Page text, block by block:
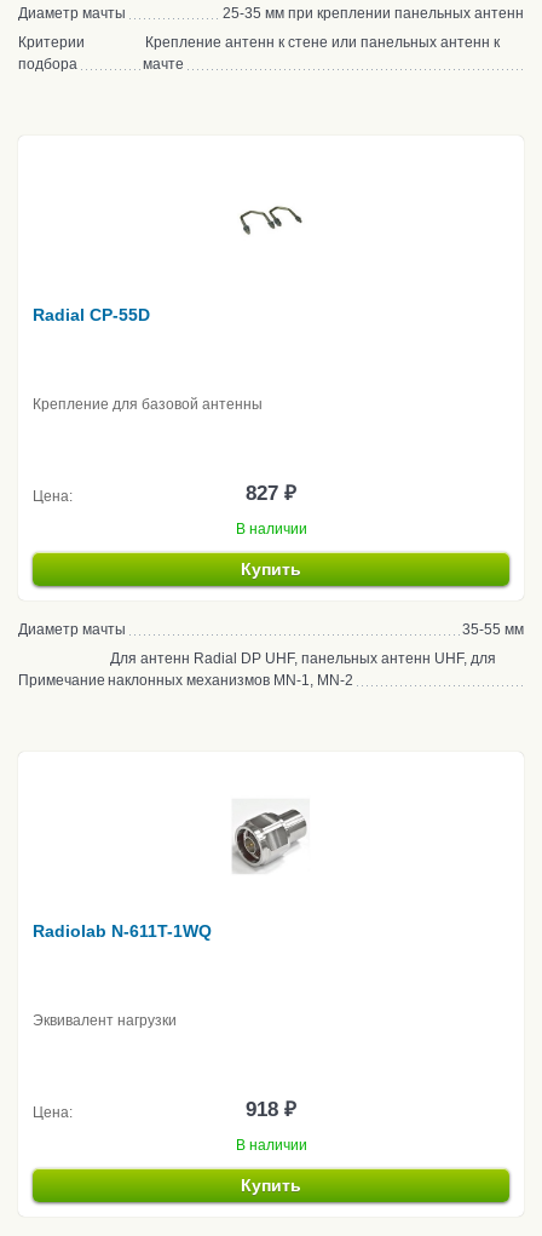
Диаметр мачты
25-35 мм при креплении панельных антенн
Критерии
подбора
Крепление антенн к стене или панельных антенн к
мачте
Radial CP-55D
Крепление для базовой антенны
Цена: 827 ₽
В наличии
Купить
Диаметр мачты 35-55 мм
Примечание
Для антенн Radial DP UHF, панельных антенн UHF, для
наклонных механизмов MN-1, MN-2
Radiolab N-611T-1WQ
Эквивалент нагрузки
Цена: 918 ₽
В наличии
Купить